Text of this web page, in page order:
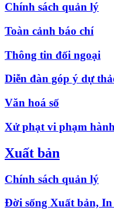
Chính sách quản lý
Toàn cảnh báo chí
Thông tin đối ngoại
Diễn đàn góp ý dự
Văn hoá số
Xử phạt vi phạm
Xuất bản
Chính sách quản lý
Đời sống Xuất bản,